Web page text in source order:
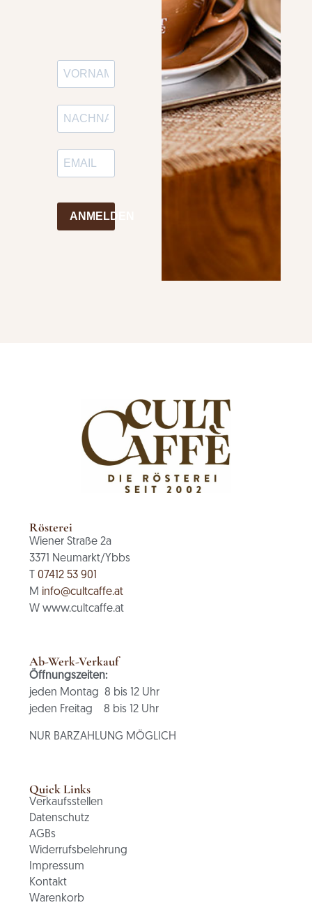
ANMELDEN
Rösterei
Wiener Straße 2a
3371 Neumarkt/Ybbs
T07412 53 901
M info@cultcaffe.at
W www.cultcaffe.at
Ab-Werk-Verkauf
Öffnungszeiten:
jeden Montag 8 bis 12 Uhr
jeden Freitag 8 bis 12 Uhr
NUR BARZAHLUNG MÖGLICH
Quick Links
Verkaufsstellen
Datenschutz
AGBs
Widerrufsbelehrung
Impressum
Kontakt
Warenkorb